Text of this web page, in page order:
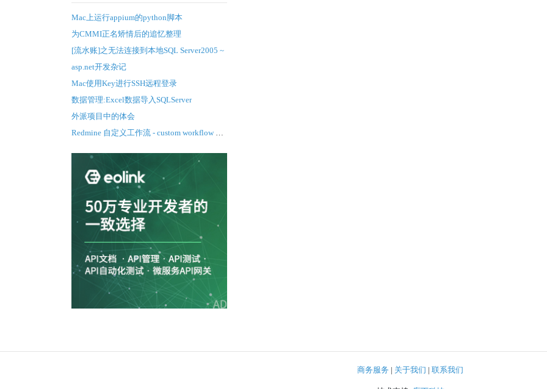
Mac上运行appium的python脚本
为CMMI正名矫情后的追忆整理
[流水账]之无法连接到本地SQL Server2005 ~
asp.net开发杂记
Mac使用Key进行SSH远程登录
数据管理:Excel数据导入SQLServer
外派项目中的体会
Redmine 自定义工作流 - custom workflow 示
商务服务 | 关于我们 | 联系我们